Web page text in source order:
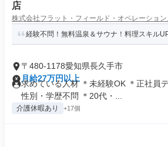
店
株式会社フラット・フィールド・オペレーショ
経験不問！無料温泉＆サウナ！料理スキル
〒480-1178愛知県長久手市
月給27万円以上
求めている人材 ＊未経験OK ＊正社員
性別・学歴不問 ＊20代・...
介護休暇あり +17個